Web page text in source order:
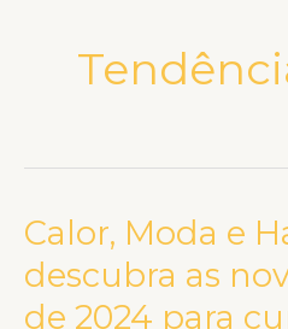
Calor, Moda e
descubra as
de 2024 para
Calor,
Moda
e
Havaianas: